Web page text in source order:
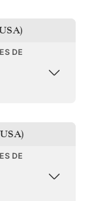
DE
DE